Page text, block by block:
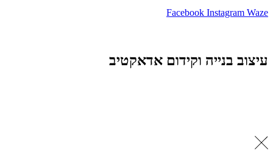
Facebook Instagram Waze
עיצוב בנייה וקידום אדאקטיב